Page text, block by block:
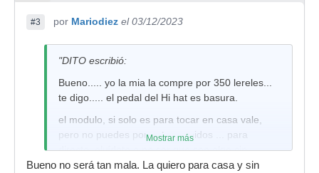
#3 por Mariodiez el 03/12/2023
"DITO escribió:
Bueno..... yo la mia la compre por 350 lereles...
te digo..... el pedal del Hi hat es basura.
el modulo, si solo es para tocar en casa vale,
pero no puedes poner tus sonidos ... para
directo, olvídate a no ser que sea algo sin
muchas pretensiones....
Mostrar más
Bueno no será tan mala. La quiero para casa y sin